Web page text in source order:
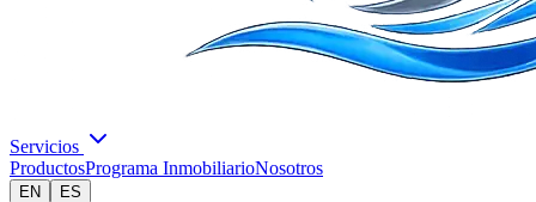
Servicios
ProductosPrograma InmobiliarioNosotros
EN ES